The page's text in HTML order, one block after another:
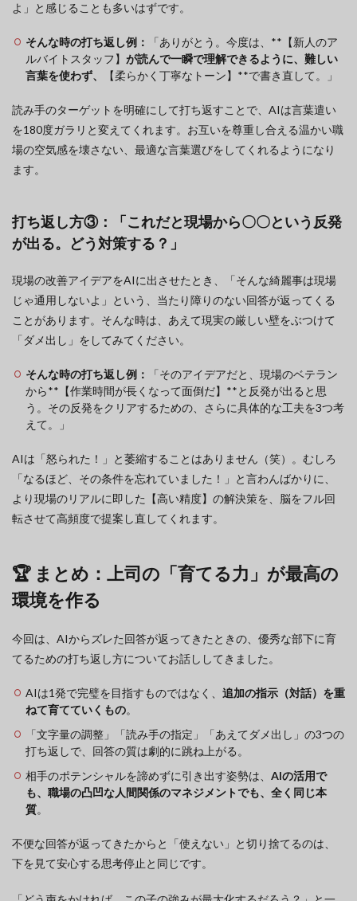
よ」と感じることも多いはずです。
そんな時の打ち返し例：
「ありがとう。今度は、**【新人のア
ルバイトスタッフ】 が読んで一瞬で理解できるように、難しい
言葉を使わず、
【柔らかく丁寧なトーン】**で書き直して。」
読み手のターゲットを明確にして打ち返すことで、AIは言葉遣い
を180度ガラリと変えてくれます。お互いを尊重し合える温かい職
場の空気感を壊さない、最適な言葉選びをしてくれるようになり
ます。
打ち返し方③：「これだと現場から〇〇という反発
が出る。どう対策する？」
現場の改善アイデアをAIに出させたとき、「そんな綺麗事は現場
じゃ通用しないよ」という、当たり障りのない回答が返ってくる
ことがあります。そんな時は、あえて現実の厳しい壁をぶつけて
「ダメ出し」をしてみてください。
そんな時の打ち返し例：
「そのアイデアだと、現場のベテラン
から**【作業時間が長くなって面倒だ】**と反発が出ると思
う。その反発をクリアするための、さらに具体的な工夫を3つ考
えて。」
AIは「怒られた！」と萎縮することはありません（笑）。むしろ
「なるほど、その条件を忘れていました！」と言わんばかりに、
より現場のリアルに即した【高い精度】の解決策を、脳をフル回
転させて高頻度で提案し直してくれます。
🏆 まとめ：上司の「育てる力」が最高の
環境を作る
今回は、AIからズレた回答が返ってきたときの、優秀な部下に育
てるための打ち返し方についてお話ししてきました。
AIは1発で完璧を目指すものではなく、 追加の指示（対話）を重
ねて育てていくもの。
「文字量の調整」「読み手の指定」「あえてダメ出し」の3つの
打ち返しで、回答の質は劇的に跳ね上がる。
相手のポテンシャルを諦めずに引き出す姿勢は、 AIの活用で
も、職場の凸凹な人間関係のマネジメントでも、全く同じ本
質。
不便な回答が返ってきたからと「使えない」と切り捨てるのは、
下を見て安心する思考停止と同じです。